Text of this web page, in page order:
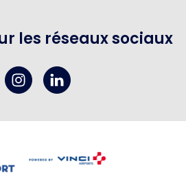
les réseaux sociaux